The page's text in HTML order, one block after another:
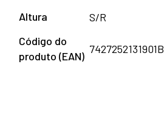
Altura
S/R
Código do
produto (EAN)
7427252131901B